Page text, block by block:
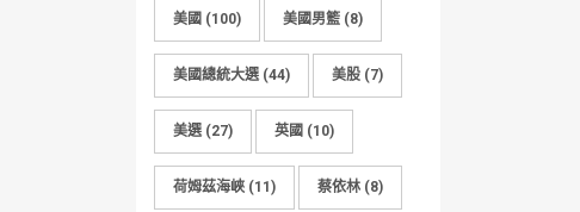
美國 (100) 美國男籃 (8)
美國總統大選(44) 美股 (7)
美選(27) 英國 (10)
荷姆茲海峽 (11) 蔡依林 (8)